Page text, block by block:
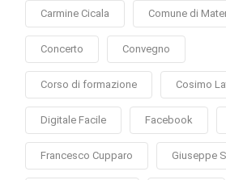
Carmine Cicala Comune di
Concerto Convegno
Corso di formazione Cosimo
Digitale Facile Facebook
Francesco Cupparo Giuseppe